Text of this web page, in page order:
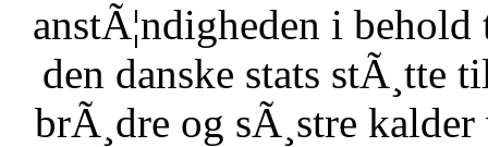
anstÃ¦ndigheden i
den danske stats stÃ¸tte
brÃ¸dre og sÃ¸stre